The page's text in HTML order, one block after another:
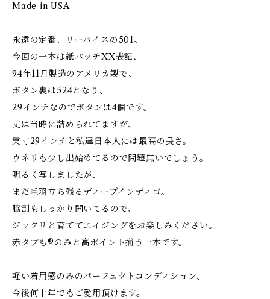
Made in USA
永遠の定番、リーバイスの501。
今回の一本は紙パッチXX表記、
94年11月製造のアメリカ製で、
ボタン裏は524となり、
29インチなのでボタンは4個です。
丈は当時に詰められてますが、
実寸29インチと私達日本人には最高の長さ。
ウネリも少し出始めてるので問題無いでしょう。
明るく写しましたが、
まだ毛羽立ち残るディープインディゴ。
脇割もしっかり開いてるので、
ジックリと育ててエイジングをお楽しみください。
赤タブも®のみと高ポイント揃う一本です。
軽い着用感のみのパーフェクトコンディション、
今後何十年でもご愛用頂けます。